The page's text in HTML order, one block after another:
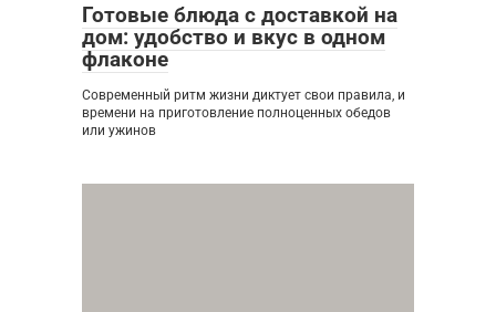
Готовые блюда с доставкой на
дом: удобство и вкус в одном
флаконе
Современный ритм жизни диктует свои правила, и
времени на приготовление полноценных обедов
или ужинов